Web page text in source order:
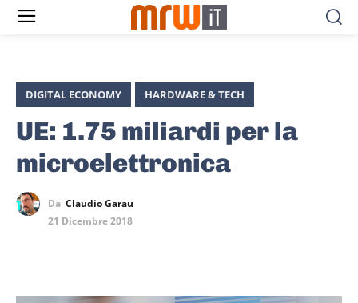
DIGITAL ECONOMY HARDWARE & TECH
UE: 1.75 miliardi per la
microelettronica
Da Claudio Garau
21 Dicembre 2018